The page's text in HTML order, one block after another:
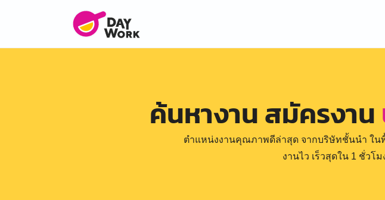
ค้นหางาน สมัครงาน
ตำแหน่งงานคุณภาพดีล่าสุด จากบริษัทชั้นนำ ใ
งานไว เร็วสุดใน 1 ชั่วโ